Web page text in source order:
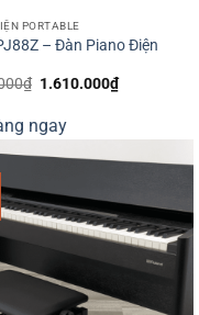
PORTABLE
– Đàn Piano Điện
₫ Giá
1.850.000₫.
1.610.000₫Giá
hiện
ngay